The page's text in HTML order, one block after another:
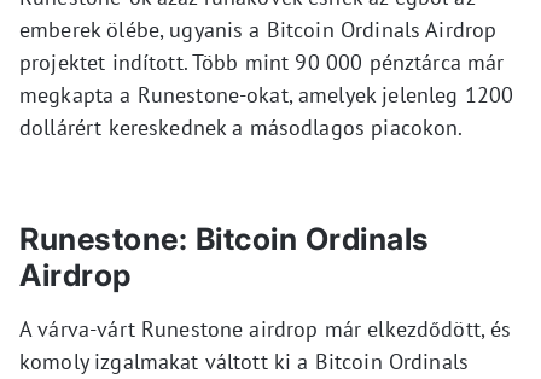
emberek ölébe, ugyanis a Bitcoin Ordinals Airdrop
projektet indított. Több mint 90 000 pénztárca már
megkapta a Runestone-okat, amelyek jelenleg 1200
dollárért kereskednek a másodlagos piacokon.
Runestone: Bitcoin Ordinals
Airdrop
A várva-várt Runestone airdrop már elkezdődött, és
komoly izgalmakat váltott ki a Bitcoin Ordinals